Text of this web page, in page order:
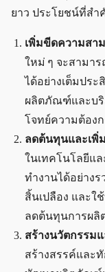
ยาว ประโยชน์ที่สำ
เพิ่มขีดความสา
ใหม่ ๆ จะสามา
ได้อย่างเต็มปร
ผลิตภัณฑ์และบ
โจทย์ความต้อง
ลดต้นทุนและเพิ่
ในเทคโนโลยีแ
ทำงานได้อย่าง
สิ้นเปลือง และใ
ลดต้นทุนการผลิ
สร้างนวัตกรรม
สร้างสรรค์และ